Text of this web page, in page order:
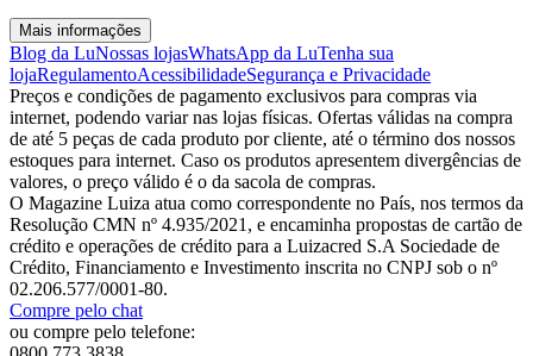
Mais informações
Blog da LuNossas lojasWhatsApp da LuTenha sua
lojaRegulamentoAcessibilidadeSegurança e Privacidade
Preços e condições de pagamento exclusivos para compras via
internet, podendo variar nas lojas físicas. Ofertas válidas na compra
de até 5 peças de cada produto por cliente, até o término dos nossos
estoques para internet. Caso os produtos apresentem divergências de
valores, o preço válido é o da sacola de compras.
O Magazine Luiza atua como correspondente no País, nos termos da
Resolução CMN nº 4.935/2021, e encaminha propostas de cartão de
crédito e operações de crédito para a Luizacred S.A Sociedade de
Crédito, Financiamento e Investimento inscrita no CNPJ sob o nº
02.206.577/0001-80.
Compre pelo chat
ou compre pelo telefone: